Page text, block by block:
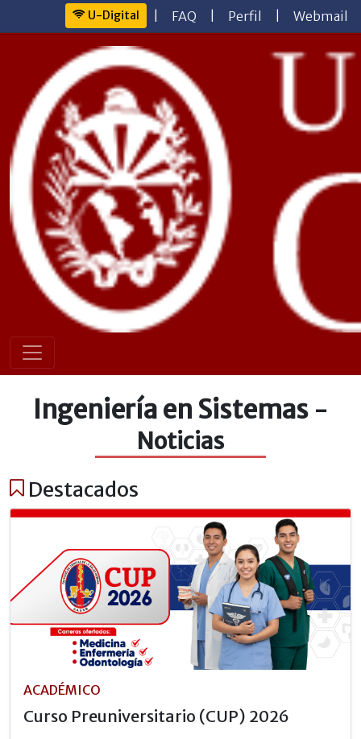
U-Digital FAQ Perfil Webmail
Ingeniería en Sistemas -
Noticias
Destacados
ACADÉMICO
Curso Preuniversitario (CUP) 2026